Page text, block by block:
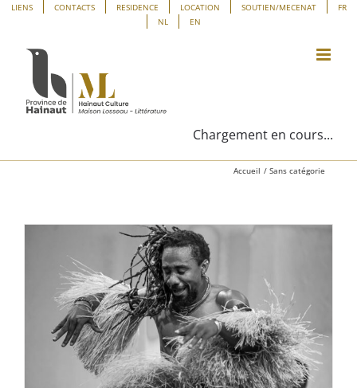
Panneau de gestion des cookies
Passer
contenu
LIENS CONTACTS RESIDENCE LOCATION SOUTIEN/MECENAT
FR
NL
EN
Chargement en cours...
Accueil Sans catégorie